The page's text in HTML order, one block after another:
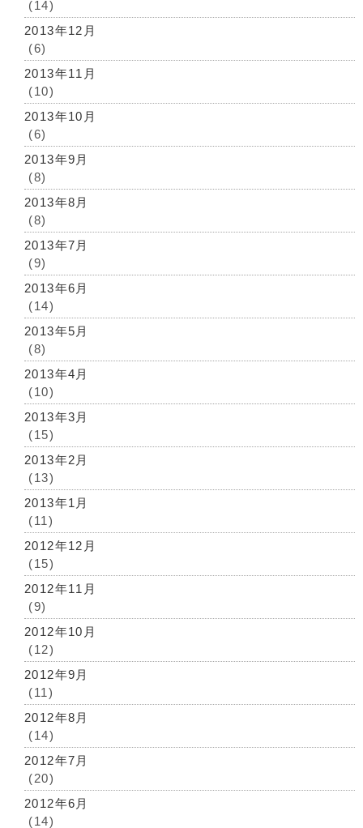
(14)
2013年12月
(6)
2013年11月
(10)
2013年10月
(6)
2013年9月
(8)
2013年8月
(8)
2013年7月
(9)
2013年6月
(14)
2013年5月
(8)
2013年4月
(10)
2013年3月
(15)
2013年2月
(13)
2013年1月
(11)
2012年12月
(15)
2012年11月
(9)
2012年10月
(12)
2012年9月
(11)
2012年8月
(14)
2012年7月
(20)
2012年6月
(14)